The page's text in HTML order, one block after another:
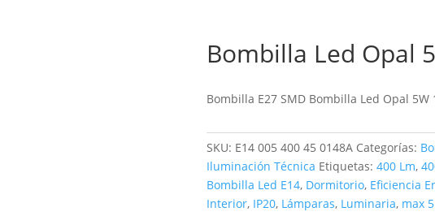
Bombilla Led Opal
Bombilla E27 SMD Bombilla Led Opal 5W
SKU: E14 005 400 45 0148A Categorías:
Iluminación Técnica Etiquetas: 400 Lm,
Bombilla Led E14, Dormitorio, Eficiencia
Interior, IP20, Lámparas, Luminaria, max